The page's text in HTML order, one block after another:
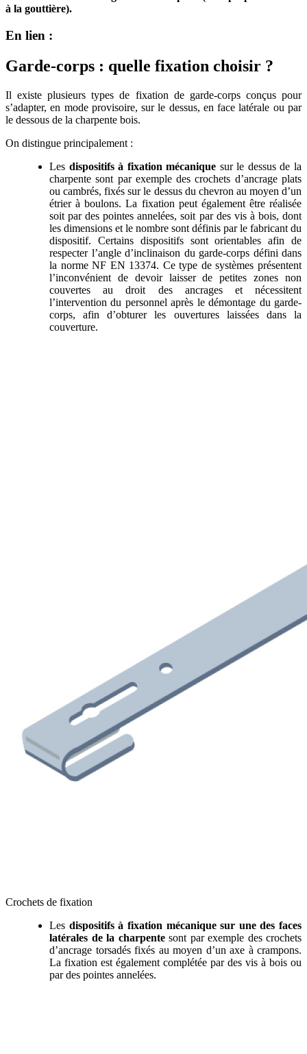
à la gouttière).
En lien :
Garde-corps : quelle fixation choisir ?
Il existe plusieurs types de fixation de garde-corps conçus pour
s’adapter, en mode provisoire, sur le dessus, en face latérale ou par
le dessous de la charpente bois.
On distingue principalement :
Les dispositifs à fixation mécanique sur le dessus de la
charpente sont par exemple des crochets d’ancrage plats
ou cambrés, fixés sur le dessus du chevron au moyen d’un
étrier à boulons. La fixation peut également être réalisée
soit par des pointes annelées, soit par des vis à bois, dont
les dimensions et le nombre sont définis par le fabricant du
dispositif. Certains dispositifs sont orientables afin de
respecter l’angle d’inclinaison du garde-corps défini dans
la norme NF EN 13374. Ce type de systèmes présentent
l’inconvénient de devoir laisser de petites zones non
couvertes au droit des ancrages et nécessitent
l’intervention du personnel après le démontage du garde-
corps, afin d’obturer les ouvertures laissées dans la
couverture.
Crochets de fixation
Les dispositifs à fixation mécanique sur une des faces
latérales de la charpentesont par exemple des crochets
d’ancrage torsadés fixés au moyen d’un axe à crampons.
La fixation est également complétée par des vis à bois ou
par des pointes annelées.